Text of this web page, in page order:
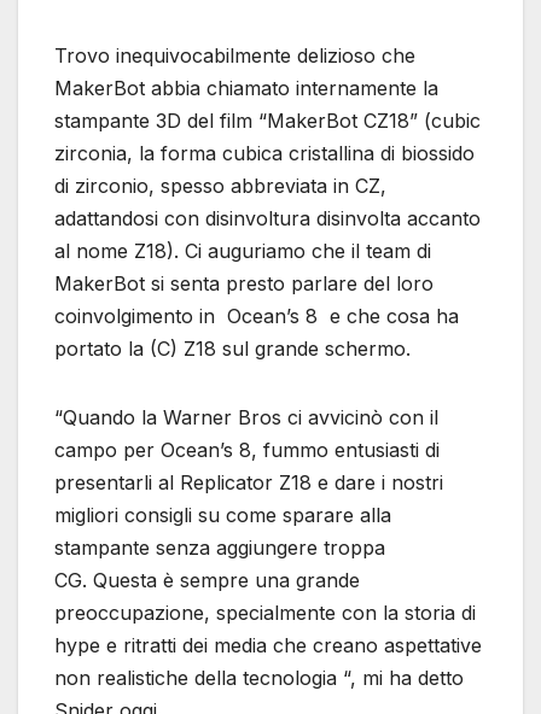
Trovo inequivocabilmente delizioso che
MakerBot abbia chiamato internamente la
stampante 3D del film “MakerBot CZ18” (cubic
zirconia, la forma cubica cristallina di biossido
di zirconio, spesso abbreviata in CZ,
adattandosi con disinvoltura disinvolta accanto
al nome Z18). Ci auguriamo che il team di
MakerBot si senta presto parlare del loro
coinvolgimento in Ocean’s 8 e che cosa ha
portato la (C) Z18 sul grande schermo.
“Quando la Warner Bros ci avvicinò con il
campo per Ocean’s 8, fummo entusiasti di
presentarli al Replicator Z18 e dare i nostri
migliori consigli su come sparare alla
stampante senza aggiungere troppa
CG. Questa è sempre una grande
preoccupazione, specialmente con la storia di
hype e ritratti dei media che creano aspettative
non realistiche della tecnologia “, mi ha detto